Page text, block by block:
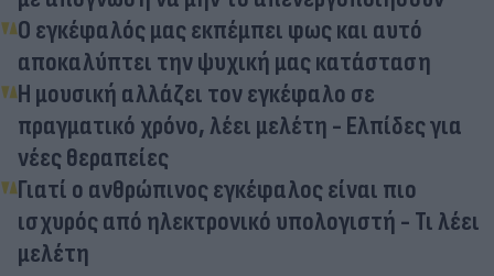
Ο εγκέφαλός μας εκπέμπει φως και αυτό
αποκαλύπτει την ψυχική μας κατάσταση
Η μουσική αλλάζει τον εγκέφαλο σε
πραγματικό χρόνο, λέει μελέτη - Ελπίδες για
νέες θεραπείες
Γιατί ο ανθρώπινος εγκέφαλος είναι πιο
ισχυρός από ηλεκτρονικό υπολογιστή - Τι λέει
μελέτη